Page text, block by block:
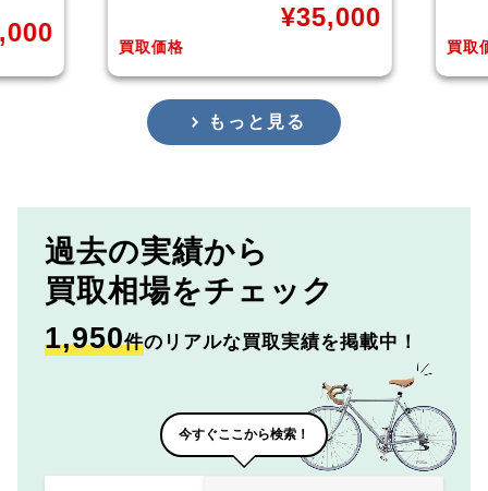
買取価格
35,000
買取価格
もっと見る
過去の実績から
買取相場をチェック
1,950件のリアルな買取実績を掲載中！
今すぐここから検索！